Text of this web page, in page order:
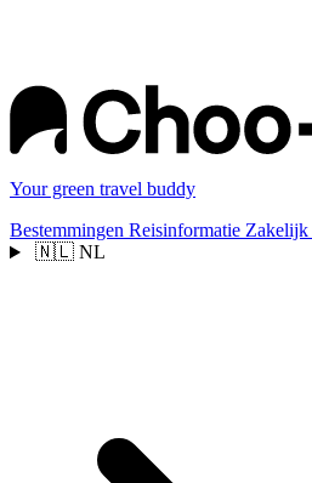
Your green travel buddy
Bestemmingen Reisinformatie Zakelijk
🇳🇱 NL